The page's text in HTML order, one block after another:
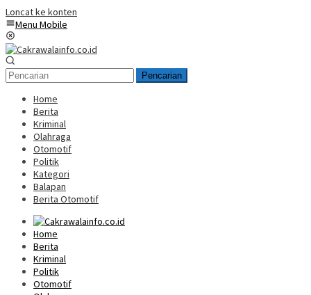
Loncat ke konten
Menu Mobile
Pencarian
Home
Berita
Kriminal
Olahraga
Otomotif
Politik
Kategori
Balapan
Berita Otomotif
Home
Berita
Kriminal
Politik
Otomotif